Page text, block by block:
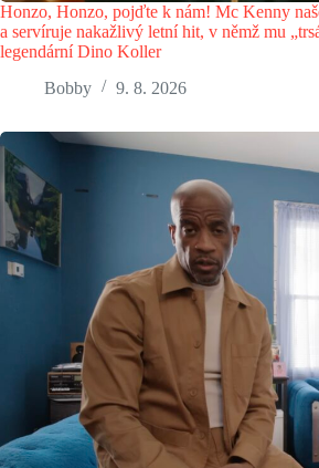
Honzo, Honzo, pojďte k nám! Mc Kenny
a servíruje nakažlivý letní hit, v němž mu
legendární Dino Koller
Bobby
9. 8. 2026